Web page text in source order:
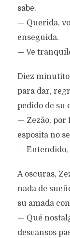
sabe.
— Querida,
enseguida.
— Ve
Diez
para dar,
pedido de su
— Zezão, por
esposita no
— Entendido,
A oscuras,
nada de
su amada
— Qué
descansos